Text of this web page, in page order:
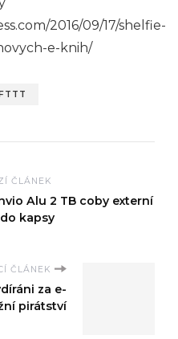
2016/09/17/shelfie-
e-knih/
ČLÁNEK
Alu 2 TB coby externí
kapsy
ČLÁNEK
za e-
pirátství